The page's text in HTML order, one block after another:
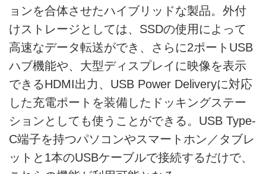
ョンを合体させたハイブリッドな製品。外付
けストレージとしては、SSDの使用によって
高速なデータ転送ができ、さらに2ポートUSB
ハブ機能や、大型ディスプレイに映像を表示
できるHDMI出力、USB Power Deliveryに対応
した充電ポートを装備したドッキングステー
ションとしても使うことができる。USB Type-
C端子を持つパソコンやスマートホン／タブレ
ットと1本のUSBケーブルで接続するだけで、